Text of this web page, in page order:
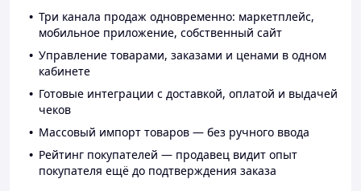
Три канала продаж одновременно: маркетплейс,
мобильное приложение, собственный сайт
Управление товарами, заказами и ценами в одном
кабинете
Готовые интеграции с доставкой, оплатой и выдачей
чеков
Массовый импорт товаров — без ручного ввода
Рейтинг покупателей — продавец видит опыт
покупателя ещё до подтверждения заказа